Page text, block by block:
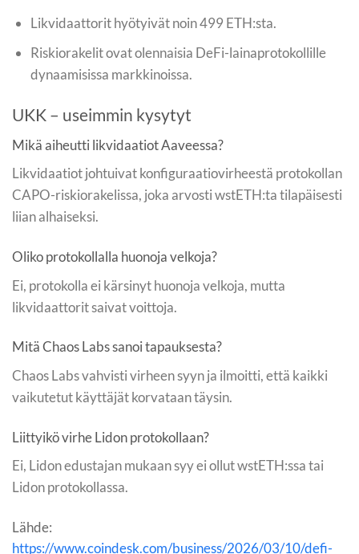
Likvidaattorit hyötyivät noin 499 ETH:sta.
Riskiorakelit ovat olennaisia DeFi-lainaprotokollille
dynaamisissa markkinoissa.
UKK – useimmin kysytyt
Mikä aiheutti likvidaatiot Aaveessa?
Likvidaatiot johtuivat konfiguraatiovirheestä protokollan
CAPO-riskiorakelissa, joka arvosti wstETH:ta tilapäisesti
liian alhaiseksi.
Oliko protokollalla huonoja velkoja?
Ei, protokolla ei kärsinyt huonoja velkoja, mutta
likvidaattorit saivat voittoja.
Mitä Chaos Labs sanoi tapauksesta?
Chaos Labs vahvisti virheen syyn ja ilmoitti, että kaikki
vaikutetut käyttäjät korvataan täysin.
Liittyikö virhe Lidon protokollaan?
Ei, Lidon edustajan mukaan syy ei ollut wstETH:ssa tai
Lidon protokollassa.
Lähde:
https://www.coindesk.com/business/2026/03/10/defi-